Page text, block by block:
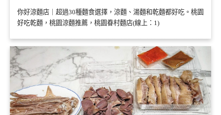
你好涼麵店｜超過30種麵食選擇，涼麵、湯麵和乾麵都好吃。桃園
好吃乾麵，桃園涼麵推薦，桃園眷村麵店(線上：1)